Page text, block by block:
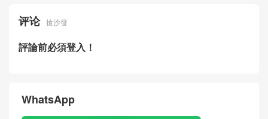
评论 搶沙發
評論前必須登入！
WhatsApp